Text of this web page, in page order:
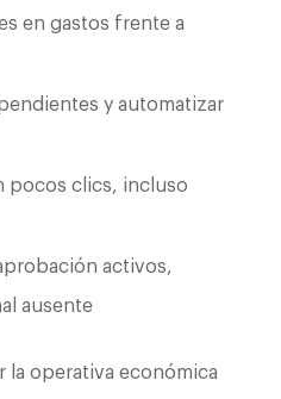
en gastos frente a
y automatizar
pocos clics, incluso
activos,
ausente
la operativa económica